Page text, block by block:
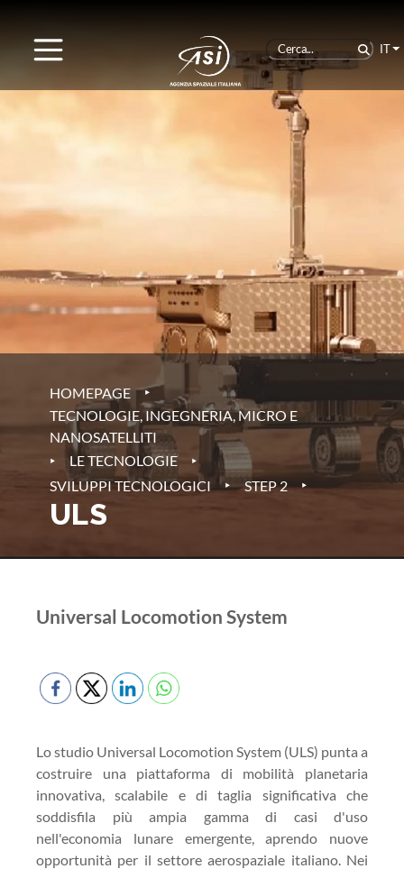
IT
HOMEPAGE ‣
TECNOLOGIE, INGEGNERIA, MICRO E
NANOSATELLITI
‣ LE TECNOLOGIE ‣
SVILUPPI TECNOLOGICI ‣ STEP 2 ‣
ULS
Universal Locomotion System
Lo studio Universal Locomotion System (ULS) punta a
costruire una piattaforma di mobilità planetaria
innovativa, scalabile e di taglia significativa che
soddisfila più ampia gamma di casi d'uso
nell'economia lunare emergente, aprendo nuove
opportunità per il settore aerospaziale italiano. Nei